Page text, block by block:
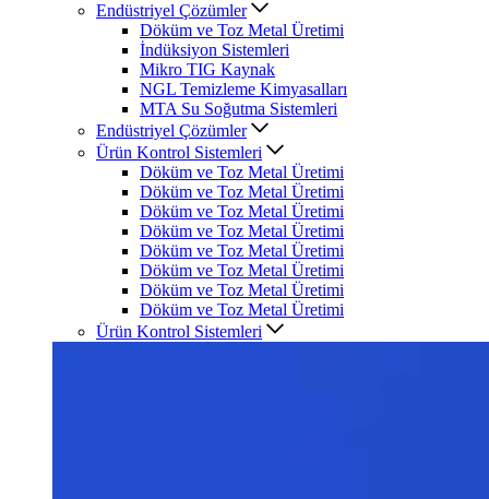
Endüstriyel Çözümler
Döküm ve Toz Metal Üretimi
İndüksiyon Sistemleri
Mikro TIG Kaynak
NGL Temizleme Kimyasalları
MTA Su Soğutma Sistemleri
Endüstriyel Çözümler
Ürün Kontrol Sistemleri
Döküm ve Toz Metal Üretimi
Döküm ve Toz Metal Üretimi
Döküm ve Toz Metal Üretimi
Döküm ve Toz Metal Üretimi
Döküm ve Toz Metal Üretimi
Döküm ve Toz Metal Üretimi
Döküm ve Toz Metal Üretimi
Döküm ve Toz Metal Üretimi
Ürün Kontrol Sistemleri